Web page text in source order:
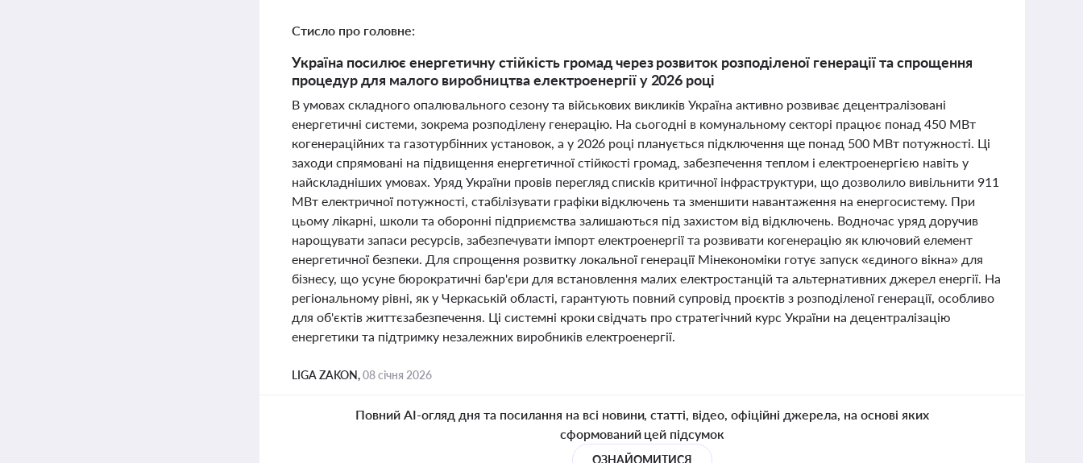
Стисло про головне:
Україна посилює енергетичну стійкість громад через розвиток розподіленої генерації та спрощення
процедур для малого виробництва електроенергії у 2026 році
В умовах складного опалювального сезону та військових викликів Україна активно розвиває децентралізовані
енергетичні системи, зокрема розподілену генерацію. На сьогодні в комунальному секторі працює понад 450 МВт
когенераційних та газотурбінних установок, а у 2026 році планується підключення ще понад 500 МВт потужності. Ці
заходи спрямовані на підвищення енергетичної стійкості громад, забезпечення теплом і електроенергією навіть у
найскладніших умовах. Уряд України провів перегляд списків критичної інфраструктури, що дозволило вивільнити 911
МВт електричної потужності, стабілізувати графіки відключень та зменшити навантаження на енергосистему. При
цьому лікарні, школи та оборонні підприємства залишаються під захистом від відключень. Водночас уряд доручив
нарощувати запаси ресурсів, забезпечувати імпорт електроенергії та розвивати когенерацію як ключовий елемент
енергетичної безпеки. Для спрощення розвитку локальної генерації Мінекономіки готує запуск «єдиного вікна» для
бізнесу, що усуне бюрократичні бар'єри для встановлення малих електростанцій та альтернативних джерел енергії. На
регіональному рівні, як у Черкаській області, гарантують повний супровід проєктів з розподіленої генерації, особливо
для об'єктів життєзабезпечення. Ці системні кроки свідчать про стратегічний курс України на децентралізацію
енергетики та підтримку незалежних виробників електроенергії.
LIGA ZAKON,08 січня 2026
Повний AI-огляд дня та посилання на всі новини, статті, відео, офіційні джерела, на основі яких
сформований цей підсумок
ОЗНАЙОМИТИСЯ